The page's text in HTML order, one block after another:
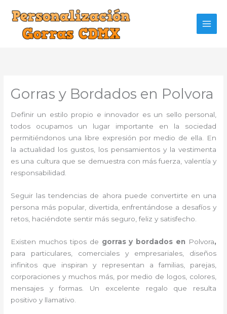
contenido
Gorras y Bordados en Polvora
Definir un estilo propio e innovador es un sello personal,
todos ocupamos un lugar importante en la sociedad
permitiéndonos una libre expresión por medio de ella. En
la actualidad los gustos, los pensamientos y la vestimenta
es una cultura que se demuestra con más fuerza, valentía y
responsabilidad.
Seguir las tendencias de ahora puede convertirte en una
persona más popular, divertida, enfrentándose a desafíos y
retos, haciéndote sentir más seguro, feliz y satisfecho.
Existen muchos tipos de gorras y bordados en Polvora,
para particulares, comerciales y empresariales, diseños
infinitos que inspiran y representan a familias, parejas,
corporaciones y muchos más, por medio de logos, colores,
mensajes y formas. Un excelente regalo que resulta
positivo y llamativo.